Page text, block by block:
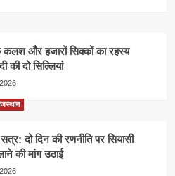
और हजारों सिक्कों का रहस्य
की दो सिल्लियां
दो दिन की रणनीति पर सियासी
की मांग उठाई